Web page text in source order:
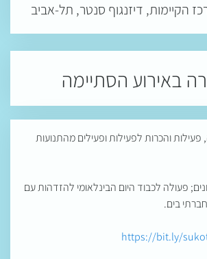
הקיימות, דיזנגוף סנטר, תל-אביב
באירוע הסתיימה
פעילות והכרות לפעילות ופעילים מהתנועות
פעולה לכבוד היום הבינלאומי להזדהות עם
בים.
https://bit.ly/